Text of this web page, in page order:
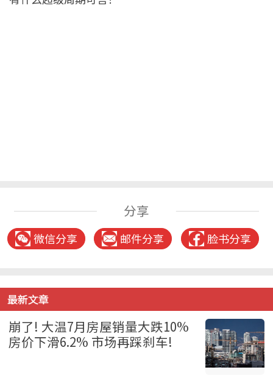
分享
微信分享 邮件分享 脸书分享
最新文章
崩了! 大温7月房屋销量大跌10%
房价下滑6.2% 市场再踩刹车!